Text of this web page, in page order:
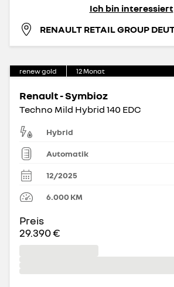
Ich bin interessiert
renew gold 12Monat
Renault - Symbioz
Techno Mild Hybrid 140 EDC
Hybrid
Automatik
12/2025
6.000KM
Preis
29.390 €